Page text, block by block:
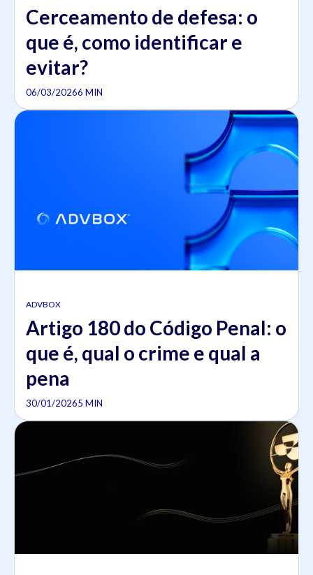
Cerceamento de defesa: o
que é, como identificar e
evitar?
06/03/20266 MIN
ADVBOX
Artigo 180 do Código Penal: o
que é, qual o crime e qual a
pena
30/01/20265 MIN